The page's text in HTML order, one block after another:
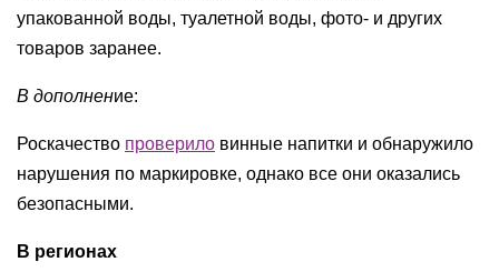
упакованной воды, туалетной воды, фото- и других
товаров заранее.
В дополнение:
Роскачество проверило винные напитки и обнаружило
нарушения по маркировке, однако все они оказались
безопасными.
В регионах